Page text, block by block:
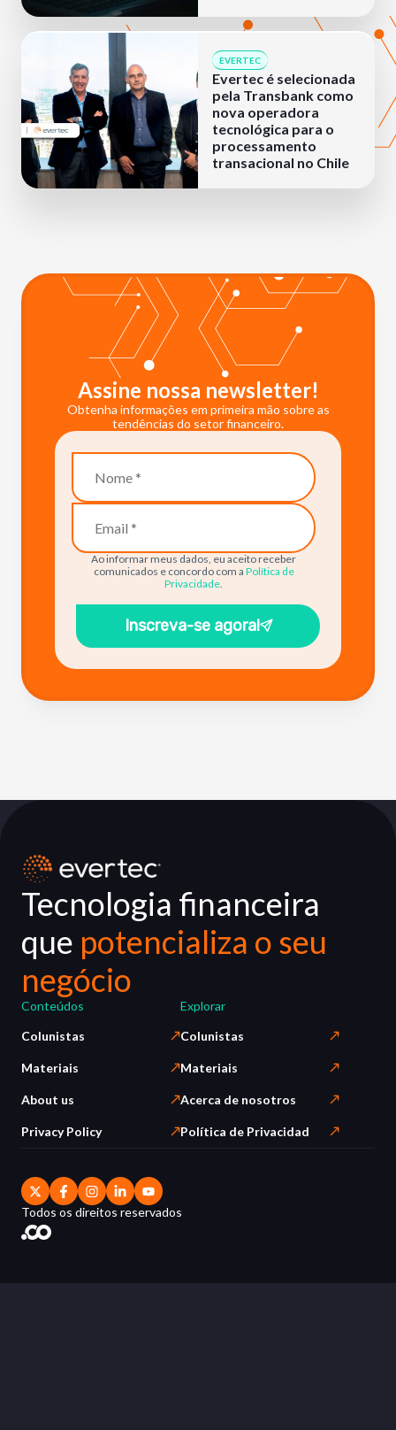
EVERTEC
Evertec é selecionada
pela Transbank como
nova operadora
tecnológica para o
processamento
transacional no Chile
Assine nossa newsletter!
Obtenha informações em primeira mão sobre as
tendências do setor financeiro.
Ao informar meus dados, eu aceito receber
comunicados e concordo com a Política de
Privacidade.
Inscreva-se agora!
Tecnologia financeira
que potencializa o seu
negócio
Conteúdos
Colunistas
Materiais
About us
Privacy Policy
Explorar
Colunistas
Materiais
Acerca de nosotros
Política de Privacidad
Todos os direitos reservados